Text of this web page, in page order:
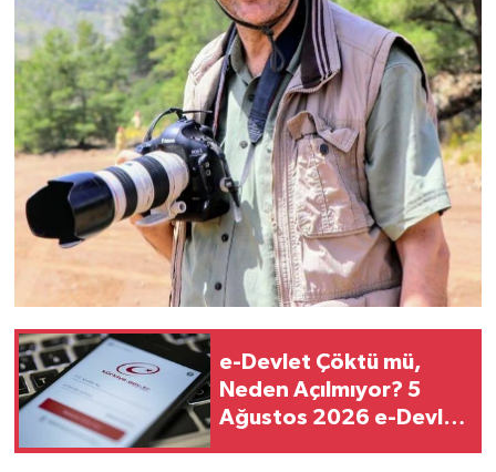
e-Devlet Çöktü mü,
Neden Açılmıyor? 5
Ağustos 2026 e-Devlet